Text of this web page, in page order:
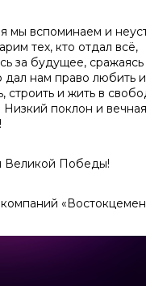
мы вспоминаем и
тех, кто отдал всё,
за будущее, сражаясь
дал нам право любить и
строить и жить в
Низкий поклон и
Великой Победы!